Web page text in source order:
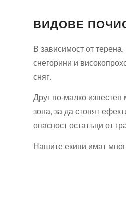
ВИДОВЕ
В зависимост от
снегорини и
сняг.
Друг по-малко
зона, за да стопят
опасност остатъци от
Нашите екипи имат